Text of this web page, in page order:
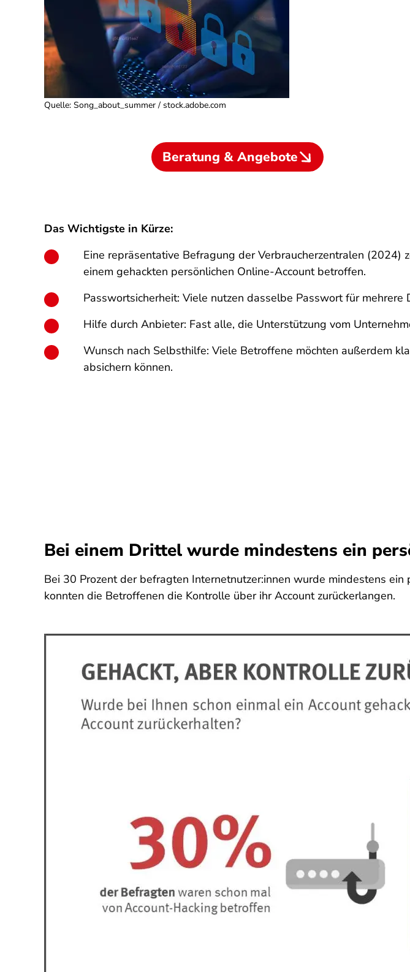
Quelle: Song_about_summer / stock.adobe.com
Beratung & Angebote
Das Wichtigste in Kürze:
Eine repräsentative Befragung der Verbraucherzentralen
einem gehackten persönlichen Online-Account betroffen.
Passwortsicherheit: Viele nutzen dasselbe Passwort für
Hilfe durch Anbieter: Fast alle, die Unterstützung vom
Wunsch nach Selbsthilfe: Viele Betroffene möchten außerdem
absichern können.
Bei einem Drittel wurde mindestens ein
Bei 30 Prozent der befragten Internetnutzer:innen wurde mindestens
konnten die Betroffenen die Kontrolle über ihr Account zurückerlangen.